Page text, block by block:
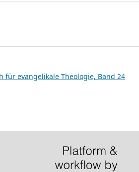
für evangelikale Theologie, Band 24